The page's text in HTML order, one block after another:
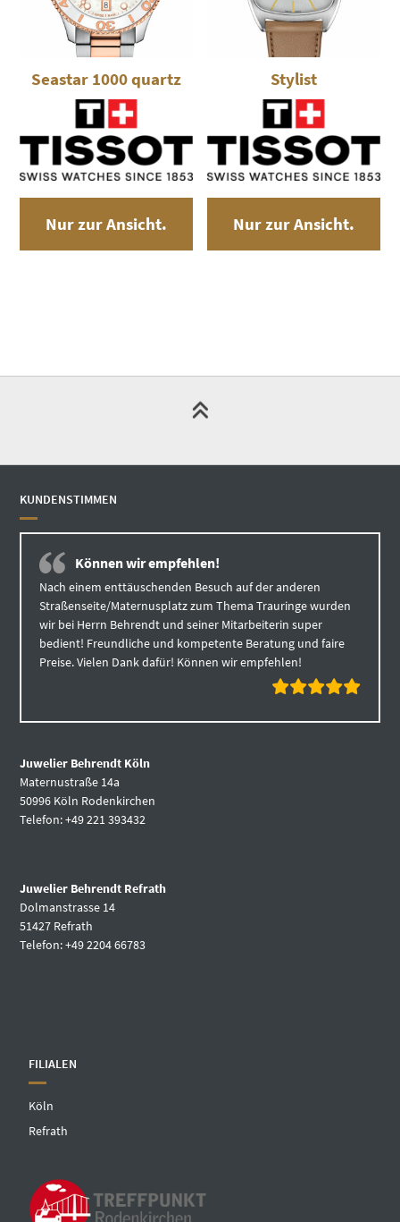
Seastar 1000 quartz
Nur zur Ansicht.
Stylist
Nur zur Ansicht.
KUNDENSTIMMEN
Können wir empfehlen!
Nach einem enttäuschenden Besuch auf der anderen
Straßenseite/Maternusplatz zum Thema Trauringe wurden
wir bei Herrn Behrendt und seiner Mitarbeiterin super
bedient! Freundliche und kompetente Beratung und faire
Preise. Vielen Dank dafür! Können wir empfehlen!
Juwelier Behrendt Köln
Maternustraße 14a
50996 Köln Rodenkirchen
Telefon: +49 221 393432
Juwelier Behrendt Refrath
Dolmanstrasse 14
51427 Refrath
Telefon: +49 2204 66783
FILIALEN
Köln
Refrath